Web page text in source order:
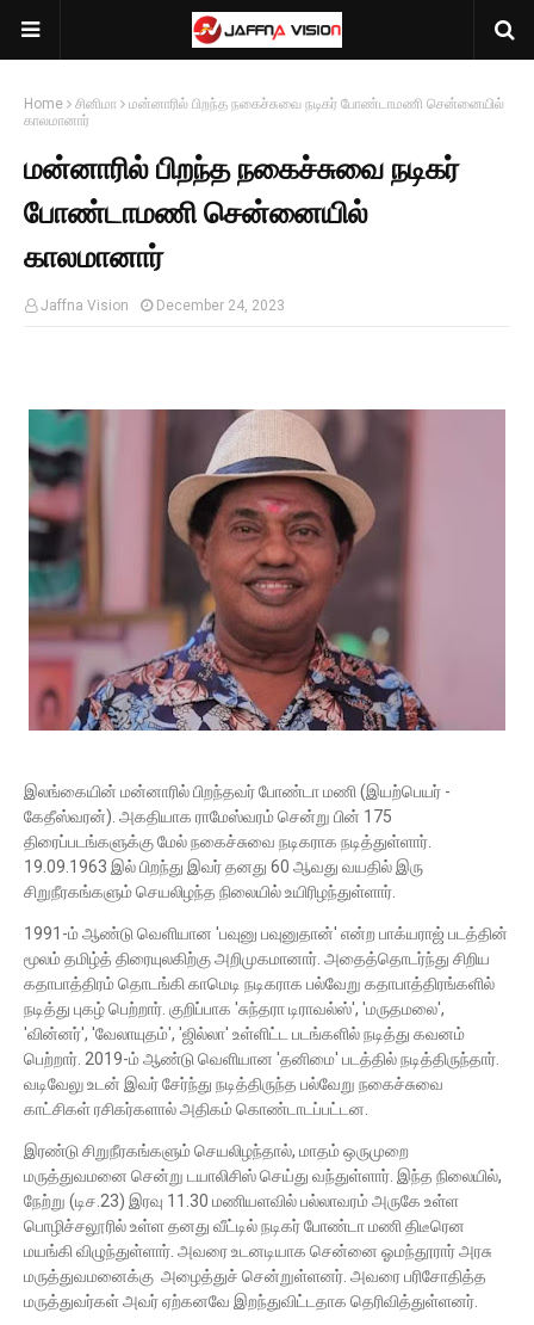
Home சினிமா
மன்னாரில் பிறந்த நகைச்சுவை நடிகர் போண்டாமணி சென்னையில்
காலமானார்
மன்னாரில் பிறந்த நகைச்சுவை நடிகர்
போண்டாமணி சென்னையில்
காலமானார்
Jaffna Vision December 24, 2023
இலங்கையின் மன்னாரில் பிறந்தவர் போண்டா மணி (இயற்பெயர் -
கேதீஸ்வரன்). அகதியாக ராமேஸ்வரம் சென்று பின் 175
திரைப்படங்களுக்கு மேல் நகைச்சுவை நடிகராக நடித்துள்ளார்.
19.09.1963 இல் பிறந்து இவர் தனது 60 ஆவது வயதில் இரு
சிறுநீரகங்களும் செயலிழந்த நிலையில் உயிரிழந்துள்ளார்.
1991-ம் ஆண்டு வெளியான 'பவுனு பவுனுதான்' என்ற பாக்யராஜ் படத்தின்
மூலம் தமிழ்த் திரையுலகிற்கு அறிமுகமானார். அதைத்தொடர்ந்து சிறிய
கதாபாத்திரம் தொடங்கி காமெடி நடிகராக பல்வேறு கதாபாத்திரங்களில்
நடித்து புகழ் பெற்றார். குறிப்பாக 'சுந்தரா டிராவல்ஸ்', 'மருதமலை',
'வின்னர்', 'வேலாயுதம்', 'ஜில்லா' உள்ளிட்ட படங்களில் நடித்து கவனம்
பெற்றார். 2019-ம் ஆண்டு வெளியான 'தனிமை' படத்தில் நடித்திருந்தார்.
வடிவேலு உடன் இவர் சேர்ந்து நடித்திருந்த பல்வேறு நகைச்சுவை
காட்சிகள் ரசிகர்களால் அதிகம் கொண்டாடப்பட்டன.
இரண்டு சிறுநீரகங்களும் செயலிழந்தால், மாதம் ஒருமுறை
மருத்துவமனை சென்று டயாலிசிஸ் செய்து வந்துள்ளார். இந்த நிலையில்,
நேற்று (டிச.23) இரவு 11.30 மணியளவில் பல்லாவரம் அருகே உள்ள
பொழிச்சலூரில் உள்ள தனது வீட்டில் நடிகர் போண்டா மணி திடீரென
மயங்கி விழுந்துள்ளார். அவரை உடனடியாக சென்னை ஓமந்தூரார் அரசு
மருத்துவமனைக்கு அழைத்துச் சென்றுள்ளனர். அவரை பரிசோதித்த
மருத்துவர்கள் அவர் ஏற்கனவே இறந்துவிட்டதாக தெரிவித்துள்ளனர்.